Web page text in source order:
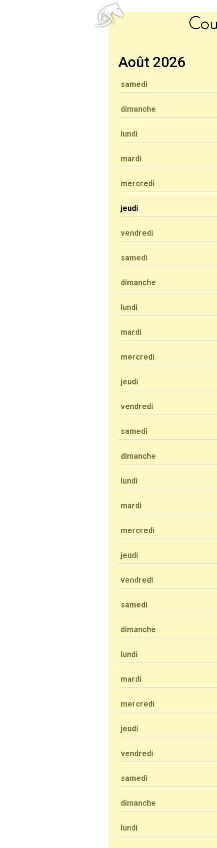
Août 2026
samedi
dimanche
lundi
mardi
mercredi
jeudi
vendredi
samedi
dimanche
lundi
mardi
mercredi
jeudi
vendredi
samedi
dimanche
lundi
mardi
mercredi
jeudi
vendredi
samedi
dimanche
lundi
mardi
mercredi
jeudi
vendredi
samedi
dimanche
lundi